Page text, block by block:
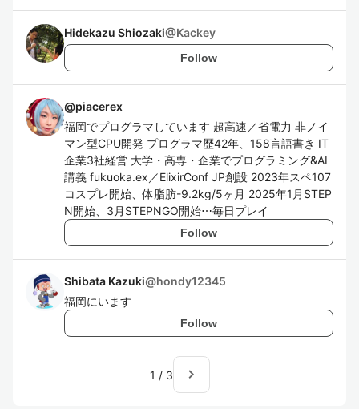
Hidekazu Shiozaki@Kackey
Follow
@piacerex
福岡でプログラマしています 超高速／省電力 非ノイ
マン型CPU開発 プログラマ歴42年、158言語書き IT
企業3社経営 大学・高専・企業でプログラミング&AI
講義 fukuoka.ex／ElixirConf JP創設 2023年スペ107
コスプレ開始、体脂肪-9.2kg/5ヶ月 2025年1月STEP
N開始、3月STEPNGO開始⋯毎日プレイ
Follow
Shibata Kazuki@hondy12345
福岡にいます
Follow
1 / 3 navigate_next